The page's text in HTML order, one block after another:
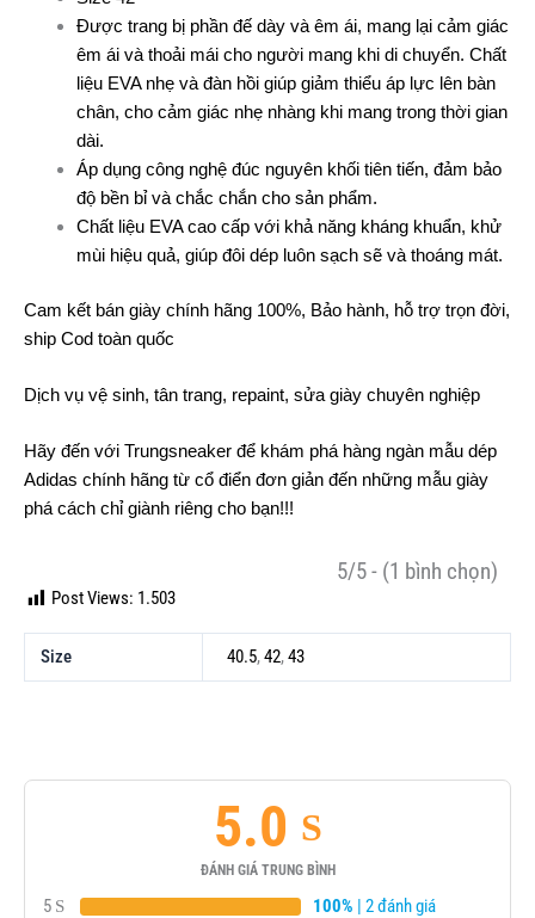
Được trang bị phần đế dày và êm ái, mang lại cảm giác
êm ái và thoải mái cho người mang khi di chuyển. Chất
liệu EVA nhẹ và đàn hồi giúp giảm thiểu áp lực lên bàn
chân, cho cảm giác nhẹ nhàng khi mang trong thời gian
dài.
Áp dụng công nghệ đúc nguyên khối tiên tiến, đảm bảo
độ bền bỉ và chắc chắn cho sản phẩm.
Chất liệu EVA cao cấp với khả năng kháng khuẩn, khử
mùi hiệu quả, giúp đôi dép luôn sạch sẽ và thoáng mát.
Cam kết bán giày chính hãng 100%, Bảo hành, hỗ trợ trọn đời,
ship Cod toàn quốc
Dịch vụ vệ sinh, tân trang, repaint, sửa giày chuyên nghiệp
Hãy đến với Trungsneaker để khám phá hàng ngàn mẫu dép
Adidas chính hãng từ cổ điển đơn giản đến những mẫu giày
phá cách chỉ giành riêng cho bạn!!!
5/5 - (1 bình chọn)
Post Views: 1.503
Size 40.5,42,43
5.0
ĐÁNH GIÁ TRUNG BÌNH
5 100% | 2 đánh giá